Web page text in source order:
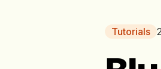
Tutorials